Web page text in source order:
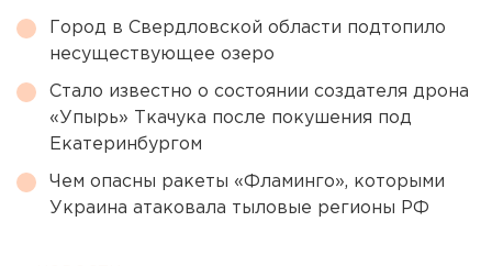
Город в Свердловской области подтопило
несуществующее озеро
Стало известно о состоянии создателя дрона
«Упырь» Ткачука после покушения под
Екатеринбургом
Чем опасны ракеты «Фламинго», которыми
Украина атаковала тыловые регионы РФ